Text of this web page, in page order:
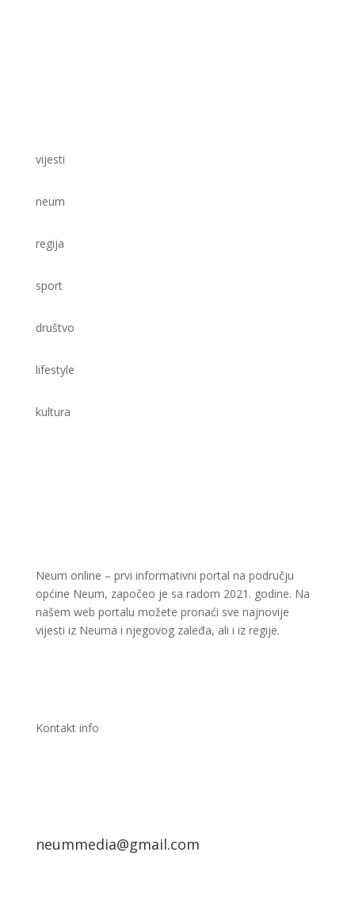
vijesti
neum
regija
sport
društvo
lifestyle
kultura
Neum online – prvi informativni portal na području
općine Neum, započeo je sa radom 2021. godine. Na
našem web portalu možete pronaći sve najnovije
vijesti iz Neuma i njegovog zaleđa, ali i iz regije.
Kontakt info
neummedia@gmail.com